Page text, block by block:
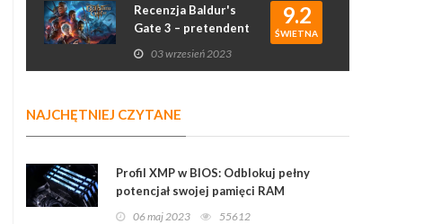
9.2
ŚWIETNA
Recenzja Baldur's
Gate 3 – pretendent
do gry roku?
03 wrzesień 2023
NAJCHĘTNIEJ CZYTANE
Profil XMP w BIOS: Odblokuj pełny
potencjał swojej pamięci RAM
06 maj 2023 55612